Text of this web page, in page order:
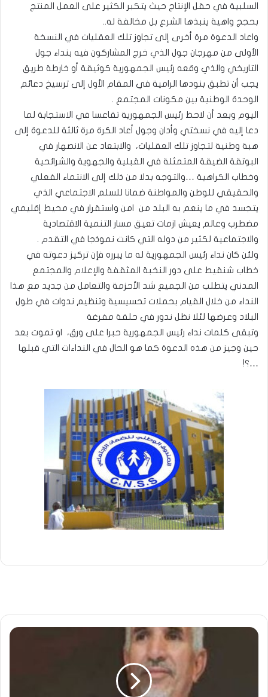
السلبية في حقل الإنتاج حيث يتكبر الكثير على العمل المنتج
بحجج واهية ينبذها الشرع بل مخالفة له..
واعاد الدعوة مرة أخرى إلى تجاوز تلك العقليات في النسخة
الأولى من مهرجان جول الذي خرج المشاركون فيه بنداء جول
التاريخي والذي وقعه رئيس الجمهورية كوثيقة أو خارطة طريق
يجب أن تطبق بنودها الرامية في المقام الأول إلى ترسيخ دعائم
الوحدة الوطنية بين مكونات المجتمع .
اليوم وبعد أن لاحظ رئيس الجمهورية تقاعسا في الاستجابة لما
دعا إليه في نسختي وأدان وجول أعاد الكرة مرة ثالثة للدعوة إلى
هبة وطنية لتجاوز تلك العقليات، والابتعاد عن الانصهار في
البوتقة الضيقة المتمثلة في القبلية والجهوية والشرائحية
وخطاب الكراهية …والتوجه بدلا من ذلك إلى الانتماء الفعلي
والحقيقي للوطن والمواطنة ضمانا للسلم الاجتماعي الذي
يتجسد في ما ينعم به البلد من امن واستقرار في محيط إقليمي
مضطرب وعالم يعيش ازمات تعيق مسار التنمية الاقتصادية
والاجتماعية لكثير من دوله التي كانت نموذجا في التقدم .
ولئن كان نداء رئيس الجمهورية له ما يبرره فإن تركيز دعوته في
خطاب شنقيط على دور النخبة المثقفة والإعلام والمجتمع
المدني يتطلب من الجميع شد الأحزمة والتعامل من جديد مع هذا
النداء من خلال القيام بحملات تحسيسية وتنظيم ندوات في طول
البلاد وعرضها لئلا نظل ندور في حلقة مفرغة
وتبقى كلمات نداء رئيس الجمهورية حبرا على ورق، او تموت بعد
حين وجيز من هذه الدعوة كما هو الحال في النداءات التي قبلها
…؟!